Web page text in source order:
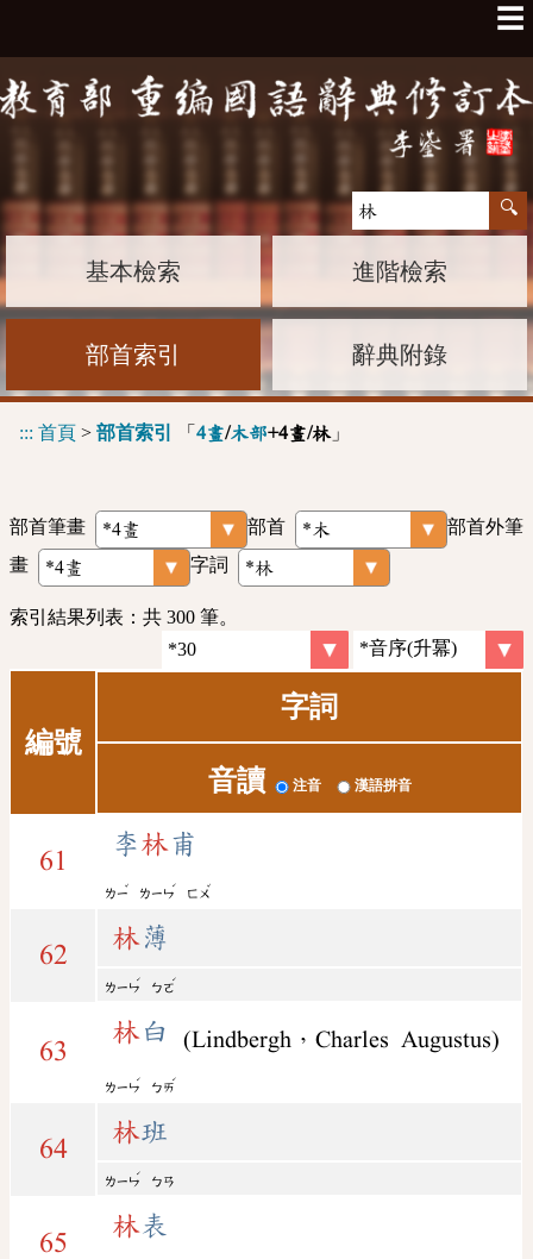
☰
基本檢索 進階檢索
部首索引 辭典附錄
::: 首頁 > 部首索引 「 4畫/木部+4畫/林」
部首筆畫 部首
部首外筆
畫
字詞
索引結果列表：共 300 筆。
編號
字詞
音讀 注音 漢語拼音
61
李林甫
ㄌㄧ
ˇ
ㄌㄧㄣ
ˊ
ㄈㄨ
ˇ
62
林薄
ㄌㄧㄣ
ˊ
ㄅㄛ
ˊ
63
林白 (Lindbergh，Charles Augustus)
ㄌㄧㄣ
ˊ
ㄅㄞ
ˊ
64
林班
ㄌㄧㄣ
ˊ
ㄅㄢ
65
林表